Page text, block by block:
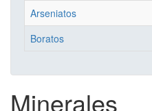
Arseniatos
Boratos
Minerales